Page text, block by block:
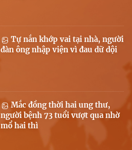
Tự nắn khớp vai tại nhà, người
đàn ông nhập viện vì đau dữ dội
Mắc đồng thời hai ung thư,
người bệnh 73 tuổi vượt qua nhờ
mổ hai thì